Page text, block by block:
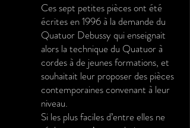
Ces sept petites pièces ont été
écrites en 1996 à la demande du
Quatuor Debussy qui enseignait
alors la technique du Quatuor à
cordes à de jeunes formations, et
souhaitait leur proposer des pièces
contemporaines convenant à leur
niveau.
Si les plus faciles d’entre elles ne